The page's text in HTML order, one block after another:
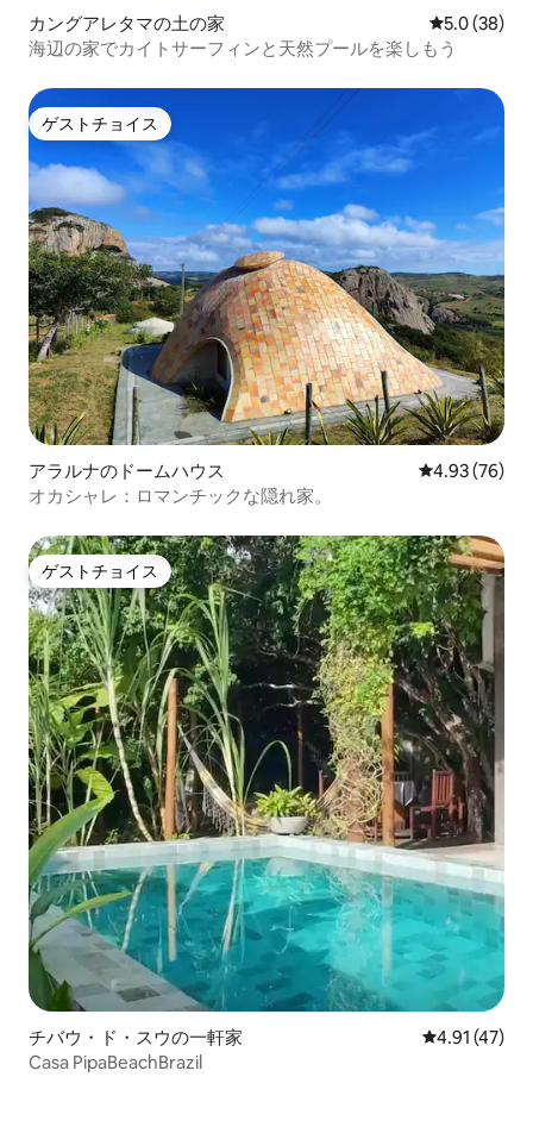
カングアレタマの土の家 レビュー38
5.0 (38)
海辺の家でカイトサーフィンと天然プールを楽しもう
ゲストチョイス
ゲストチョイス
アラルナのドームハウス レビュー76
4.93 (76)
オカシャレ：ロマンチックな隠れ家。
ゲストチョイス
ゲストチョイス
チバウ・ド・スウの一軒家 レビュー47
4.91 (47)
Casa PipaBeachBrazil